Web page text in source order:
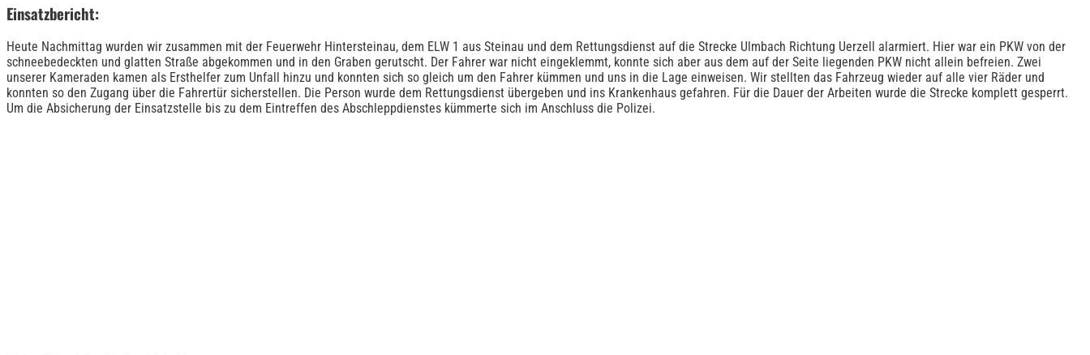
Einsatzbericht:
Heute Nachmittag wurden wir zusammen mit der Feuerwehr Hintersteinau, dem ELW 1 aus Steinau und dem Rettungsdienst auf die Strecke Ulmbach Richtung Uerzell alarmiert. Hier war ein PKW von der
schneebedeckten und glatten Straße abgekommen und in den Graben gerutscht. Der Fahrer war nicht eingeklemmt, konnte sich aber aus dem auf der Seite liegenden PKW nicht allein befreien. Zwei
unserer Kameraden kamen als Ersthelfer zum Unfall hinzu und konnten sich so gleich um den Fahrer kümmen und uns in die Lage einweisen. Wir stellten das Fahrzeug wieder auf alle vier Räder und
konnten so den Zugang über die Fahrertür sicherstellen. Die Person wurde dem Rettungsdienst übergeben und ins Krankenhaus gefahren. Für die Dauer der Arbeiten wurde die Strecke komplett gesperrt.
Um die Absicherung der Einsatzstelle bis zu dem Eintreffen des Abschleppdienstes kümmerte sich im Anschluss die Polizei.